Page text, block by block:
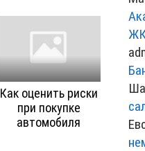
Как оценить риски
при покупке
автомобиля
ЖК